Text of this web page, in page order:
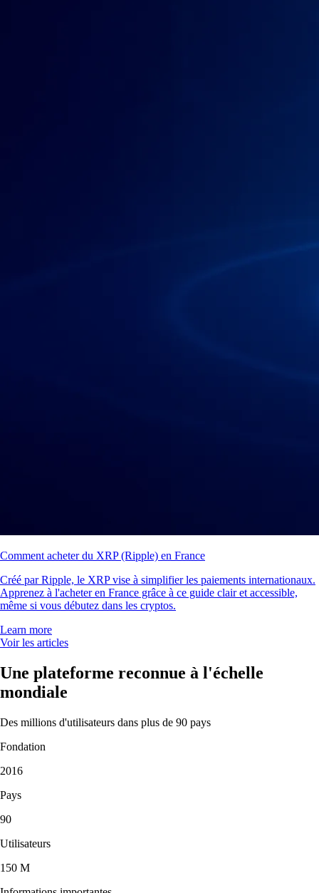
Comment acheter du XRP (Ripple) en France
Créé par Ripple, le XRP vise à simplifier les paiements internationaux.
Apprenez à l'acheter en France grâce à ce guide clair et accessible,
même si vous débutez dans les cryptos.
Learn more
Voir les articles
Une plateforme reconnue à l'échelle
mondiale
Des millions d'utilisateurs dans plus de 90 pays
Fondation
2016
Pays
90
Utilisateurs
150 M